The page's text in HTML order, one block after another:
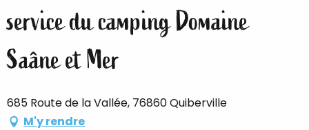
service du camping Domaine
Saâne et Mer
685 Route de la Vallée, 76860 Quiberville
M'y rendre